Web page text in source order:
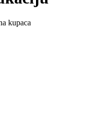
kupaca